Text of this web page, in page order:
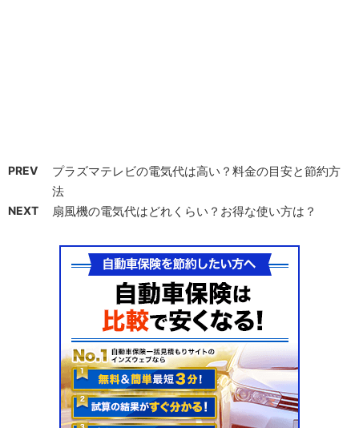
PREV
プラズマテレビの電気代は高い？料金の目安と節約方
法
NEXT 扇風機の電気代はどれくらい？お得な使い方は？